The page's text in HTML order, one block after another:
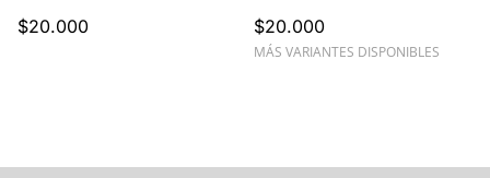
$20.000
$20.000
MÁS VARIANTES DISPONIBLES